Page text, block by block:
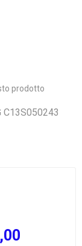
prodotto
C13S050243